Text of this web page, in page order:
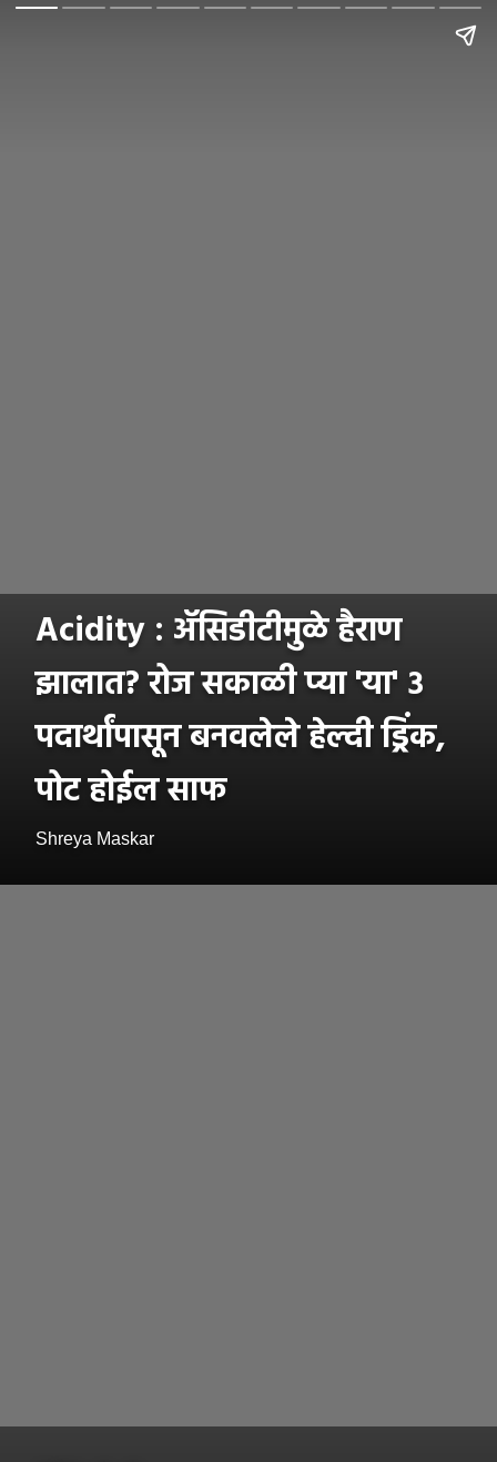
Acidity : ॲसिडीटीमुळे हैराण
झालात? रोज सकाळी प्या 'या' ३
पदार्थांपासून बनवलेले हेल्दी ड्रिंक,
पोट होईल साफ
Shreya Maskar